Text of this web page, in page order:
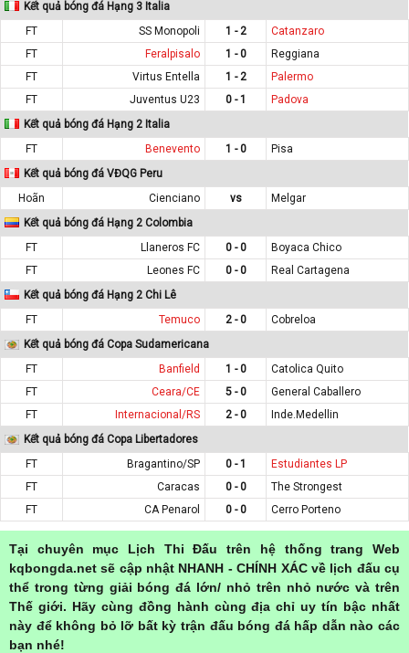
Kết quả bóng đá Hạng 3 Italia
FT
SS Monopoli 1 - 2
Catanzaro
FT
Feralpisalo 1 - 0
Reggiana
FT
Virtus Entella 1 - 2
Palermo
FT
Juventus U23 0 - 1
Padova
Kết quả bóng đá Hạng 2 Italia
FT
Benevento 1 - 0
Pisa
Kết quả bóng đá VĐQG Peru
Hoãn
Cienciano vs
Melgar
Kết quả bóng đá Hạng 2 Colombia
FT
Llaneros FC 0 - 0
Boyaca Chico
FT
Leones FC 0 - 0
Real Cartagena
Kết quả bóng đá Hạng 2 Chi Lê
FT
Temuco 2 - 0
Cobreloa
Kết quả bóng đá Copa Sudamericana
FT
Banfield 1 - 0
Catolica Quito
FT
Ceara/CE 5 - 0
General Caballero
FT
Internacional/RS 2 - 0
Inde.Medellin
Kết quả bóng đá Copa Libertadores
FT
Bragantino/SP 0 - 1
Estudiantes LP
FT
Caracas 0 - 0
The Strongest
FT
CA Penarol 0 - 0 Cerro Porteno
Tại chuyên mục Lịch Thi Đấu trên hệ thống trang Web
kqbongda.net sẽ cập nhật NHANH - CHÍNH XÁC về lịch đấu cụ
thể trong từng giải bóng đá lớn/ nhỏ trên nhỏ nước và trên
Thế giới. Hãy cùng đồng hành cùng địa chỉ uy tín bậc nhất
này để không bỏ lỡ bất kỳ trận đấu bóng đá hấp dẫn nào các
bạn nhé!